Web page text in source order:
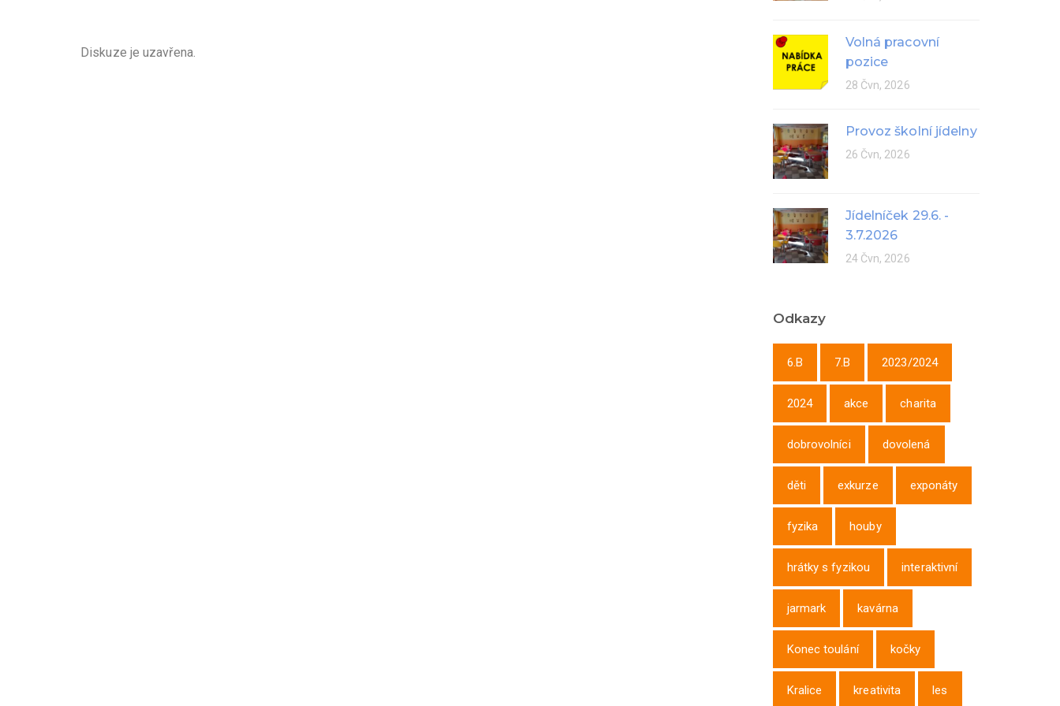
Diskuze je uzavřena.
Volná pracovní
pozice
28 Čvn, 2026
Provoz školní jídelny
26 Čvn, 2026
Jídelníček 29.6. -
3.7.2026
24 Čvn, 2026
Odkazy
6.B 7.B 2023/2024
2024 akce charita
dobrovolníci dovolená
děti exkurze exponáty
fyzika houby
hrátky s fyzikou interaktivní
jarmark kavárna
Konec toulání kočky
Kralice kreativita les